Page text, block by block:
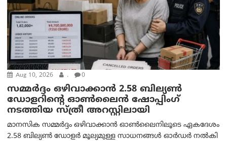
Aug 10, 2026 . 0
സമ്മര്‍ദ്ദം ഒഴിവാക്കാന്‍ 2.58 ബില്യൺ
ഡോളറിന്റെ ഓണ്‍ലൈന്‍ ഷോപ്പിംഗ്
നടത്തിയ സ്ത്രീ അറസ്റ്റിലായി
മാനസിക സമ്മര്‍ദ്ദം ഒഴിവാക്കാന്‍ ഓണ്‍ലൈനിലൂടെ ഏകദേശം
2.58 ബില്യൺ ഡോളർ മൂല്യമുള്ള സാധനങ്ങള്‍ ഓര്‍ഡര്‍ നല്‍കി